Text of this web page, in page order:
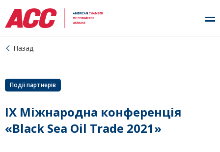
Назад
Події партнерів
IX Міжнародна конференція
«Black Sea Oil Trade 2021»